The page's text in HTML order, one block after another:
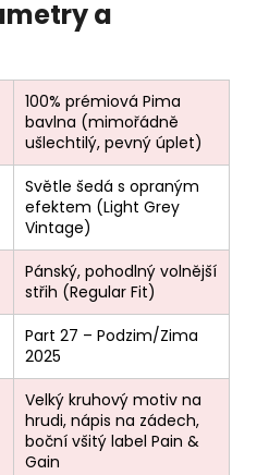
a
100% prémiová Pima
bavlna (mimořádně
ušlechtilý, pevný úplet)
Světle šedá s opraným
efektem (Light Grey
Vintage)
Pánský, pohodlný volnější
střih (Regular Fit)
Part 27 – Podzim/Zima
2025
Velký kruhový motiv na
hrudi, nápis na zádech,
boční všitý label Pain &
Gain